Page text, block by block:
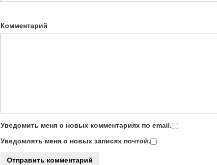
Комментарий
Уведомить меня о новых комментариях по email.
Уведомлять меня о новых записях почтой.